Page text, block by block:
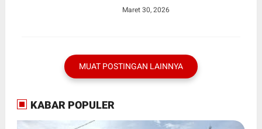
Kabupaten Bogor
Maret 30, 2026
MUAT POSTINGAN LAINNYA
KABAR POPULER